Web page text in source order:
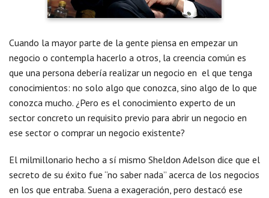
Cuando la mayor parte de la gente piensa en empezar un
negocio o contempla hacerlo a otros, la creencia común es
que una persona debería realizar un negocio en el que tenga
conocimientos: no solo algo que conozca, sino algo de lo que
conozca mucho. ¿Pero es el conocimiento experto de un
sector concreto un requisito previo para abrir un negocio en
ese sector o comprar un negocio existente?
El milmillonario hecho a sí mismo Sheldon Adelson dice que el
secreto de su éxito fue “no saber nada” acerca de los negocios
en los que entraba. Suena a exageración, pero destacó ese